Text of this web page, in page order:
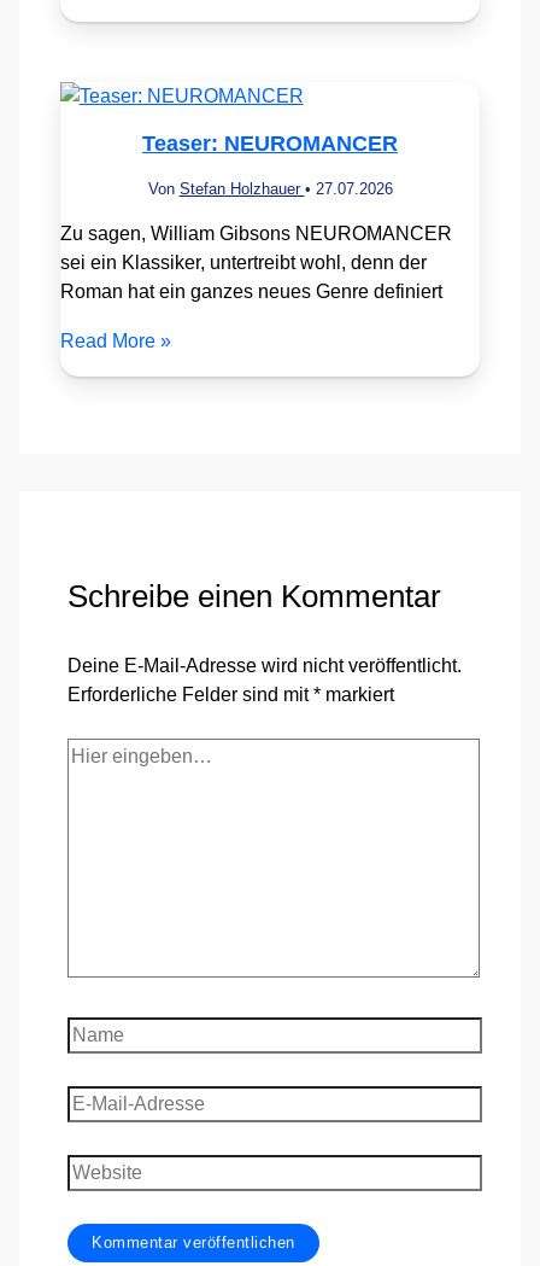
Teaser: NEUROMANCER
Von Stefan Holzhauer • 27.07.2026
Zu sagen, William Gibsons NEUROMANCER
sei ein Klassiker, untertreibt wohl, denn der
Roman hat ein ganzes neues Genre definiert
Read More »
Schreibe einen Kommentar
Deine E-Mail-Adresse wird nicht veröffentlicht.
Erforderliche Felder sind mit* markiert
Hier
Name
E-
Mail-
Adresse
Website